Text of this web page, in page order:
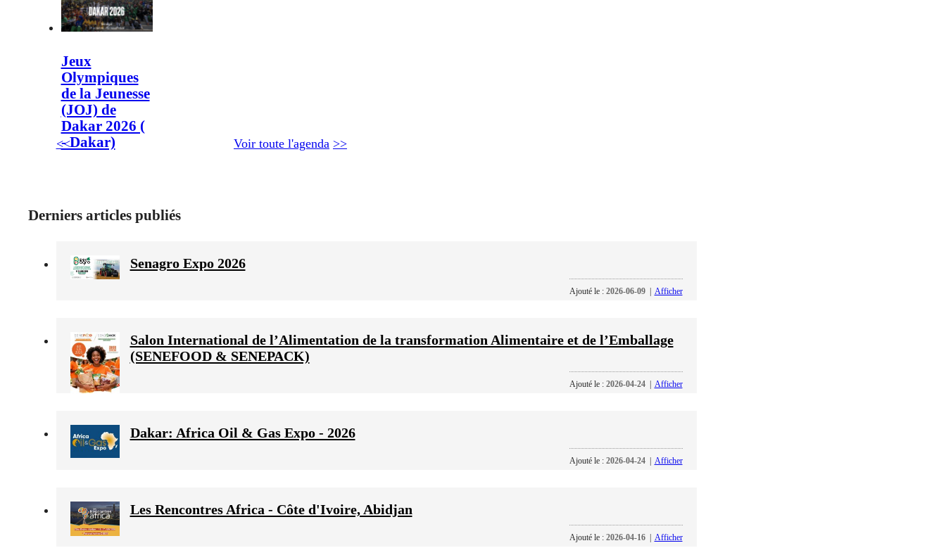
Jeux
Olympiques
de la Jeunesse
(JOJ) de
Dakar 2026 (
- Dakar)
<< Voir toute l'agenda >>
Derniers articles publiés
Senagro Expo 2026
Ajouté le : 2026-06-09| Afficher
Salon International de l’Alimentation de la transformation Alimentaire et de l’Emballage
(SENEFOOD & SENEPACK)
Ajouté le : 2026-04-24| Afficher
Dakar: Africa Oil & Gas Expo - 2026
Ajouté le : 2026-04-24| Afficher
Les Rencontres Africa - Côte d'Ivoire, Abidjan
Ajouté le : 2026-04-16| Afficher